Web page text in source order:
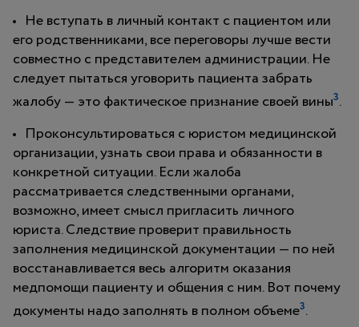
Не вступать в личный контакт с пациентом или
его родственниками, все переговоры лучше вести
совместно с представителем администрации. Не
следует пытаться уговорить пациента забрать
жалобу — это фактическое признание своей вины3.
Проконсультироваться с юристом медицинской
организации, узнать свои права и обязанности в
конкретной ситуации. Если жалоба
рассматривается следственными органами,
возможно, имеет смысл пригласить личного
юриста. Следствие проверит правильность
заполнения медицинской документации — по ней
восстанавливается весь алгоритм оказания
медпомощи пациенту и общения с ним. Вот почему
документы надо заполнять в полном объеме3.